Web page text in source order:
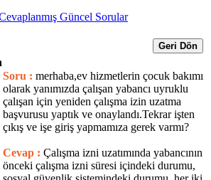
Güncel Sorular
Geri Dön
Soru : merhaba,ev hizmetlerin çocuk bakımı
olarak yanımızda çalışan yabancı uyruklu
çalışan için yeniden çalışma izin uzatma
başvurusu yaptık ve onaylandı.Tekrar işten
çıkış ve işe giriş yapmamıza gerek varmı?
Cevap : Çalışma izni uzatımında yabancının
önceki çalışma izni süresi içindeki durumu,